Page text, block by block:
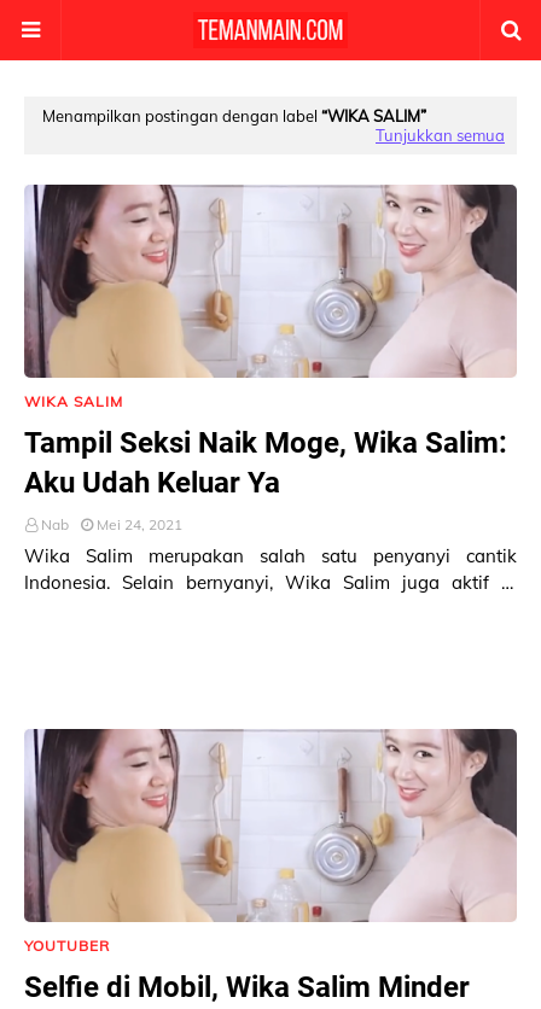
Menampilkan postingan dengan label WIKA SALIM
Tunjukkan semua
WIKA SALIM
Tampil Seksi Naik Moge, Wika Salim:
Aku Udah Keluar Ya
Nab Mei 24, 2021
Wika Salim merupakan salah satu penyanyi cantik
Indonesia. Selain bernyanyi, Wika Salim juga aktif di
YOUTUBER
Selfie di Mobil, Wika Salim Minder